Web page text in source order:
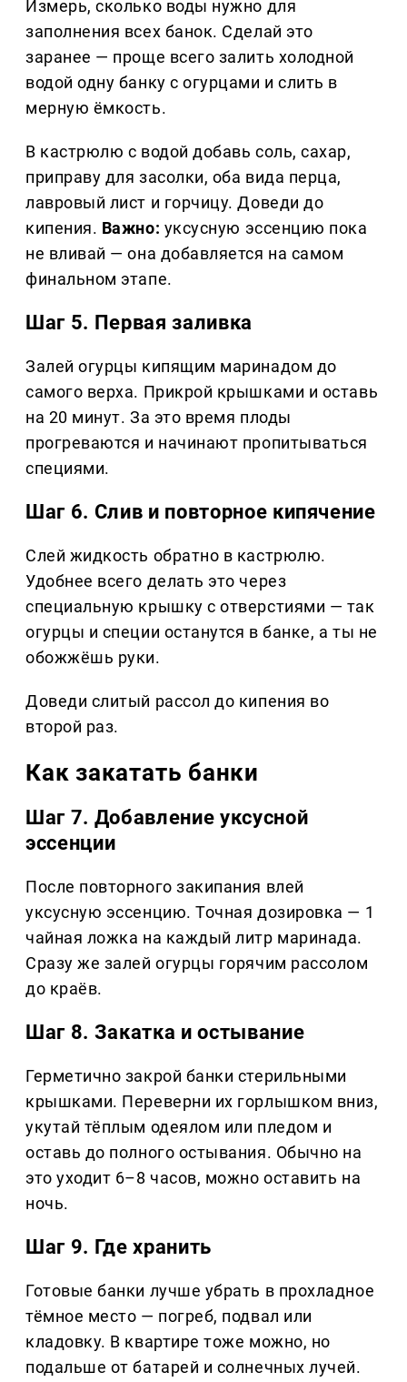
Измерь, сколько воды нужно для
заполнения всех банок. Сделай это
заранее — проще всего залить холодной
водой одну банку с огурцами и слить в
мерную ёмкость.
В кастрюлю с водой добавь соль, сахар,
приправу для засолки, оба вида перца,
лавровый лист и горчицу. Доведи до
кипения. Важно: уксусную эссенцию пока
не вливай — она добавляется на самом
финальном этапе.
Шаг 5. Первая заливка
Залей огурцы кипящим маринадом до
самого верха. Прикрой крышками и оставь
на 20 минут. За это время плоды
прогреваются и начинают пропитываться
специями.
Шаг 6. Слив и повторное кипячение
Слей жидкость обратно в кастрюлю.
Удобнее всего делать это через
специальную крышку с отверстиями — так
огурцы и специи останутся в банке, а ты не
обожжёшь руки.
Доведи слитый рассол до кипения во
второй раз.
Как закатать банки
Шаг 7. Добавление уксусной
эссенции
После повторного закипания влей
уксусную эссенцию. Точная дозировка — 1
чайная ложка на каждый литр маринада.
Сразу же залей огурцы горячим рассолом
до краёв.
Шаг 8. Закатка и остывание
Герметично закрой банки стерильными
крышками. Переверни их горлышком вниз,
укутай тёплым одеялом или пледом и
оставь до полного остывания. Обычно на
это уходит 6–8 часов, можно оставить на
ночь.
Шаг 9. Где хранить
Готовые банки лучше убрать в прохладное
тёмное место — погреб, подвал или
кладовку. В квартире тоже можно, но
подальше от батарей и солнечных лучей.